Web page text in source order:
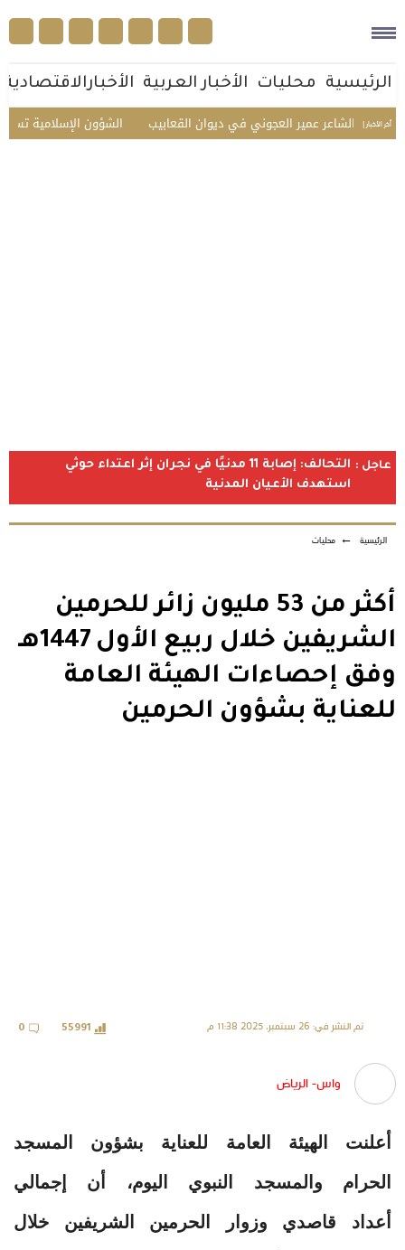
الرئيسية محليات الأخبار العربية الأخبارالاقتصادية
أخر الأخبار | الشؤون الإسلامية تستقبل الشاعر عمير العجوني في ديوان القعابيب
عاجل :
التحالف: إصابة 11 مدنيًا في نجران إثر اعتداء حوثي
استهدف الأعيان المدنية
الرئيسية ← محليات
أكثر من 53 مليون زائر للحرمين
الشريفين خلال ربيع الأول 1447هـ
وفق إحصاءات الهيئة العامة
للعناية بشؤون الحرمين
تم النشر في: 26 سبتمبر، 2025 11:38 م 55991
0
واس- الرياض
أعلنت الهيئة العامة للعناية بشؤون المسجد
الحرام والمسجد النبوي اليوم، أن إجمالي
أعداد قاصدي وزوار الحرمين الشريفين خلال